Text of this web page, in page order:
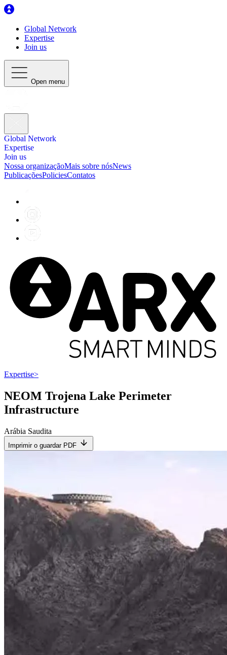
Global Network
Expertise
Join us
Open menu
Global Network
Expertise
Join us
Nossa organizaçãoMais sobre nósNews
PublicaçõesPoliciesContatos
Expertise>
NEOM Trojena Lake Perimeter
Infrastructure
Arábia Saudita
Imprimir o guardar PDF